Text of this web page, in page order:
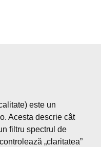
este un
Acesta descrie cât
filtru spectrul de
„claritatea”